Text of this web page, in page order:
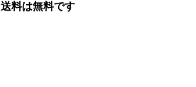
送料は無料です